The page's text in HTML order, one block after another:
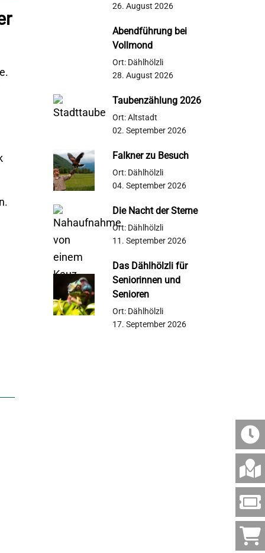
26. August 2026
Abendführung bei
Vollmond
Ort: Dählhölzli
28. August 2026
Taubenzählung 2026
Ort: Altstadt
02. September 2026
Falkner zu Besuch
Ort: Dählhölzli
04. September 2026
Die Nacht der Sterne
Ort: Dählhölzli
11. September 2026
Das Dählhölzli für
Seniorinnen und
Senioren
Ort: Dählhölzli
17. September 2026